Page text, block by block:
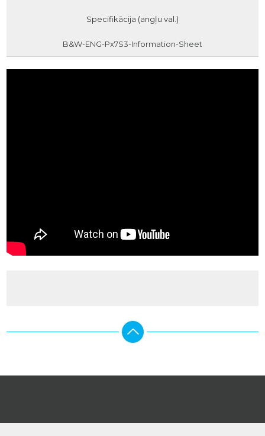
Specifikācija (angļu val.)
B&W-ENG-Px7S3-Information-Sheet